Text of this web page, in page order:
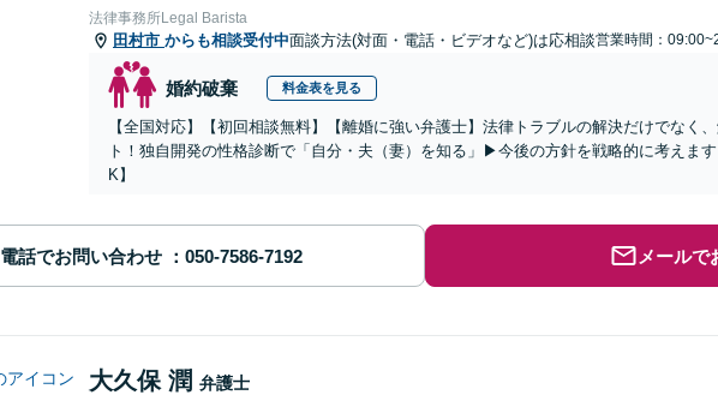
法律事務所Legal Barista
田村市 からも相談受付中面談方法(対面・電話・ビデオなど)は応相談営業時間：
婚約破棄 料金表を見る
【全国対応】【初回相談無料】【離婚に強い弁護士】法律トラブルの解決だけでなく
ト！独自開発の性格診断で「自分・夫（妻）を知る」▶︎今後の方針を戦略的に考えま
K】
電話でお問い合わせ メールで
大久保 潤 弁護士